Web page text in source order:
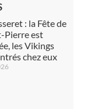
: la Fête de
Pierre est
les Vikings
chez eux